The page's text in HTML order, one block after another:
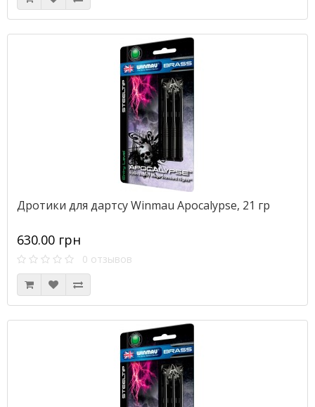
Дротики для дартсу Winmau Apocalypse, 21 гр
630.00 грн
0 отзывов